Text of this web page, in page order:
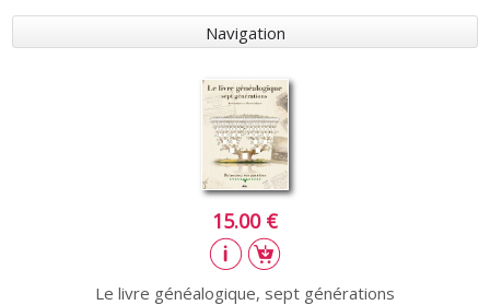
Navigation
15.00 €
Le livre généalogique, sept générations